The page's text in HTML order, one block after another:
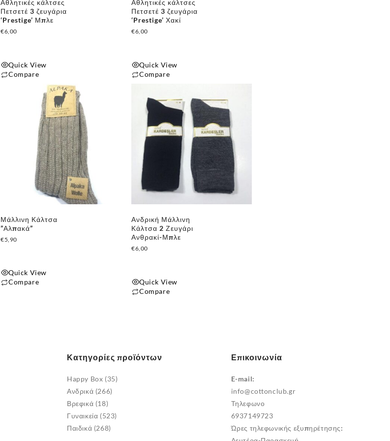
Αθλητικές κάλτσες
Πετσετέ 3 ζευγάρια
‘Prestige’ Μπλε
€6,00
Quick View
Compare
Αθλητικές κάλτσες
Πετσετέ 3 ζευγάρια
‘Prestige’ Χακί
€6,00
Quick View
Compare
Μάλλινη Κάλτσα
”Αλπακά”
€5,90
Quick View
Compare
Ανδρική Μάλλινη
Κάλτσα 2 Ζευγάρι
Ανθρακί-Μπλε
€6,00
Quick View
Compare
Κατηγορίες προϊόντων
Happy Box (35)
Ανδρικά (266)
Βρεφικά (18)
Γυναικεία (523)
Παιδικά (268)
Επικοινωνία
E-mail:
info@cottonclub.gr
Τηλεφωνο
6937149723
Ώρες τηλεφωνικής εξυπηρέτησης: